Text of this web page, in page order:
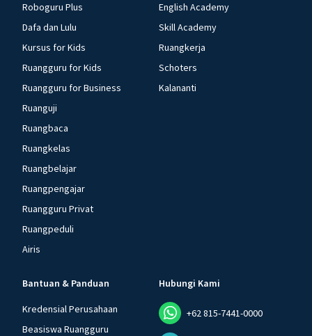
Roboguru Plus
Dafa dan Lulu
Kursus for Kids
Ruangguru for Kids
Ruangguru for Business
Ruanguji
Ruangbaca
Ruangkelas
Ruangbelajar
Ruangpengajar
Ruangguru Privat
Ruangpeduli
Airis
English Academy
Skill Academy
Ruangkerja
Schoters
Kalananti
Bantuan & Panduan
Kredensial Perusahaan
Beasiswa Ruangguru
Hubungi Kami
+62 815-7441-0000